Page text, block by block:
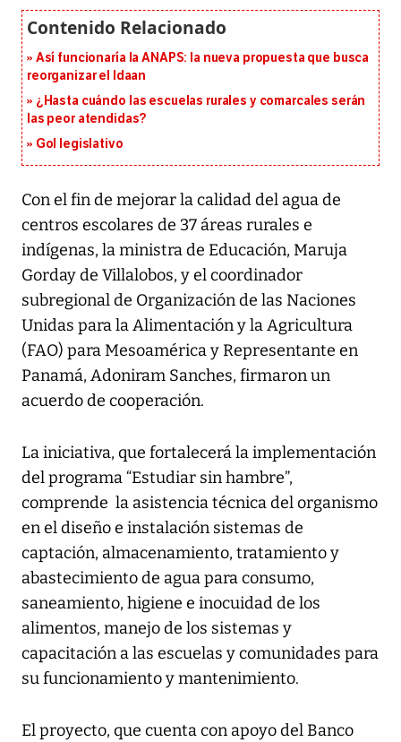
Así funcionaría la ANAPS: la nueva propuesta que busca
reorganizar el Idaan
¿Hasta cuándo las escuelas rurales y comarcales serán
las peor atendidas?
Gol legislativo
Con el fin de mejorar la calidad del agua de
centros escolares de 37 áreas rurales e
indígenas, la ministra de Educación, Maruja
Gorday de Villalobos, y el coordinador
subregional de Organización de las Naciones
Unidas para la Alimentación y la Agricultura
(FAO) para Mesoamérica y Representante en
Panamá, Adoniram Sanches, firmaron un
acuerdo de cooperación.
La iniciativa, que fortalecerá la implementación
del programa “Estudiar sin hambre”,
comprende la asistencia técnica del organismo
en el diseño e instalación sistemas de
captación, almacenamiento, tratamiento y
abastecimiento de agua para consumo,
saneamiento, higiene e inocuidad de los
alimentos, manejo de los sistemas y
capacitación a las escuelas y comunidades para
su funcionamiento y mantenimiento.
El proyecto, que cuenta con apoyo del Banco